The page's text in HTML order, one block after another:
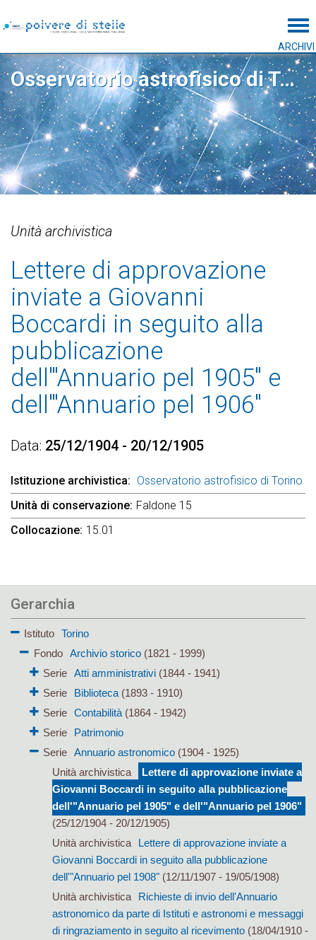
ARCHIVI
Osservatorio astrofisico di Torino
Unità archivistica
Lettere di approvazione
inviate a Giovanni
Boccardi in seguito alla
pubblicazione
dell'"Annuario pel 1905" e
dell'"Annuario pel 1906"
Data 25/12/1904 - 20/12/1905
Istituzione archivistica
Osservatorio astrofisico di Torino
Unità di conservazione Faldone 15
Collocazione 15.01
Gerarchia
Istituto
Torino
Fondo
Archivio storico(1821 - 1999)
Serie Atti amministrativi(1844 - 1941)
Serie
Biblioteca(1893 - 1910)
Serie Contabilità(1864 - 1942)
Serie
Patrimonio
Serie Annuario astronomico(1904 - 1925)
Unità archivistica
Lettere di approvazione inviate a
Giovanni Boccardi in seguito alla pubblicazione
dell'"Annuario pel 1905" e dell'"Annuario pel 1906"
(25/12/1904 - 20/12/1905)
Unità archivistica
Lettere di approvazione inviate a
Giovanni Boccardi in seguito alla pubblicazione
dell'"Annuario pel 1908" (12/11/1907 - 19/05/1908)
Unità archivistica
Richieste di invio dell'Annuario
astronomico da parte di Istituti e astronomi e messaggi
di ringraziamento in seguito al ricevimento (18/04/1910 -